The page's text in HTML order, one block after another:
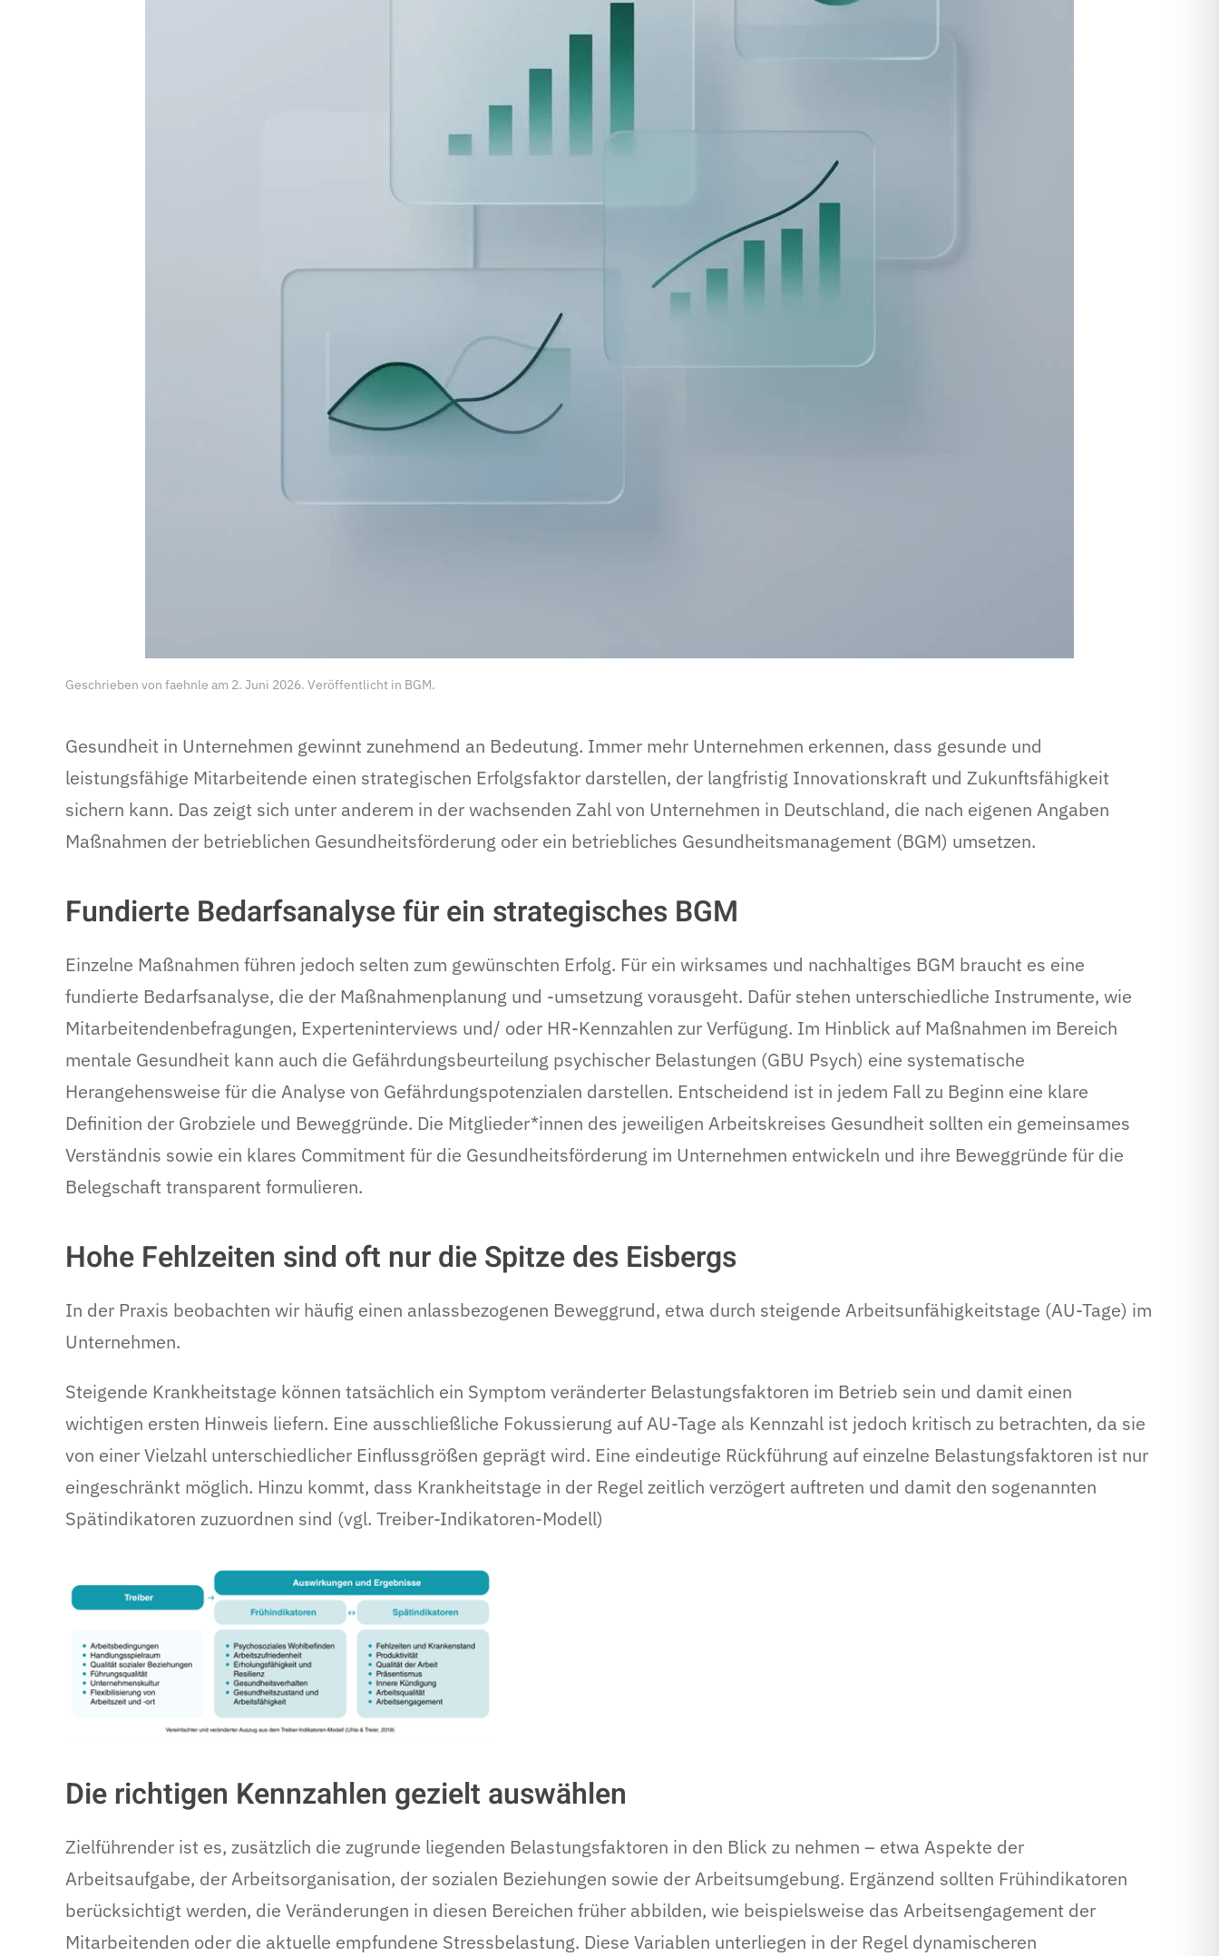
Geschrieben von faehnle am 2. Juni 2026. Veröffentlicht in BGM.
Gesundheit in Unternehmen gewinnt zunehmend an Bedeutung. Immer mehr Unternehmen erkennen, dass gesunde und
leistungsfähige Mitarbeitende einen strategischen Erfolgsfaktor darstellen, der langfristig Innovationskraft und Zukunftsfähigkeit
sichern kann. Das zeigt sich unter anderem in der wachsenden Zahl von Unternehmen in Deutschland, die nach eigenen Angaben
Maßnahmen der betrieblichen Gesundheitsförderung oder ein betriebliches Gesundheitsmanagement (BGM) umsetzen.
Fundierte Bedarfsanalyse für ein strategisches BGM
Einzelne Maßnahmen führen jedoch selten zum gewünschten Erfolg. Für ein wirksames und nachhaltiges BGM braucht es eine
fundierte Bedarfsanalyse, die der Maßnahmenplanung und -umsetzung vorausgeht. Dafür stehen unterschiedliche Instrumente, wie
Mitarbeitendenbefragungen, Experteninterviews und/ oder HR-Kennzahlen zur Verfügung. Im Hinblick auf Maßnahmen im Bereich
mentale Gesundheit kann auch die Gefährdungsbeurteilung psychischer Belastungen (GBU Psych) eine systematische
Herangehensweise für die Analyse von Gefährdungspotenzialen darstellen. Entscheidend ist in jedem Fall zu Beginn eine klare
Definition der Grobziele und Beweggründe. Die Mitglieder*innen des jeweiligen Arbeitskreises Gesundheit sollten ein gemeinsames
Verständnis sowie ein klares Commitment für die Gesundheitsförderung im Unternehmen entwickeln und ihre Beweggründe für die
Belegschaft transparent formulieren.
Hohe Fehlzeiten sind oft nur die Spitze des Eisbergs
In der Praxis beobachten wir häufig einen anlassbezogenen Beweggrund, etwa durch steigende Arbeitsunfähigkeitstage (AU-Tage) im
Unternehmen.
Steigende Krankheitstage können tatsächlich ein Symptom veränderter Belastungsfaktoren im Betrieb sein und damit einen
wichtigen ersten Hinweis liefern. Eine ausschließliche Fokussierung auf AU-Tage als Kennzahl ist jedoch kritisch zu betrachten, da sie
von einer Vielzahl unterschiedlicher Einflussgrößen geprägt wird. Eine eindeutige Rückführung auf einzelne Belastungsfaktoren ist nur
eingeschränkt möglich. Hinzu kommt, dass Krankheitstage in der Regel zeitlich verzögert auftreten und damit den sogenannten
Spätindikatoren zuzuordnen sind (vgl. Treiber-Indikatoren-Modell)
Die richtigen Kennzahlen gezielt auswählen
Zielführender ist es, zusätzlich die zugrunde liegenden Belastungsfaktoren in den Blick zu nehmen – etwa Aspekte der
Arbeitsaufgabe, der Arbeitsorganisation, der sozialen Beziehungen sowie der Arbeitsumgebung. Ergänzend sollten Frühindikatoren
berücksichtigt werden, die Veränderungen in diesen Bereichen früher abbilden, wie beispielsweise das Arbeitsengagement der
Mitarbeitenden oder die aktuelle empfundene Stressbelastung. Diese Variablen unterliegen in der Regel dynamischeren